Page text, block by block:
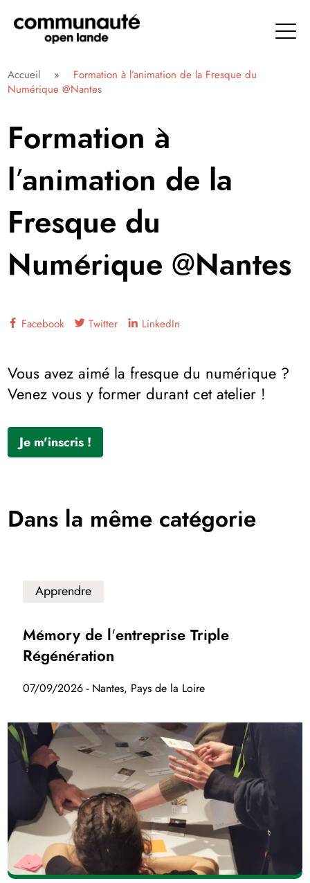
directement
contenu
Communauté Open Lande
Accueil »
Formation à l’animation de la Fresque du
Numérique @Nantes
Formation à
l’animation de la
Fresque du
Numérique @Nantes
Facebook Twitter LinkedIn
Vous avez aimé la fresque du numérique ?
Venez vous y former durant cet atelier !
Je m'inscris !
Dans la même catégorie
Apprendre
Mémory de l'entreprise Triple
Régénération
07/09/2026 - Nantes, Pays de la Loire